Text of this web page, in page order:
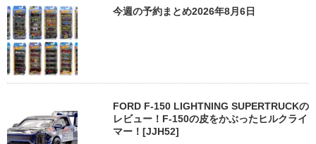
今週の予約まとめ2026年8月6日
FORD F-150 LIGHTNING SUPERTRUCKの
レビュー！F-150の皮をかぶったヒルクライ
マー！[JJH52]